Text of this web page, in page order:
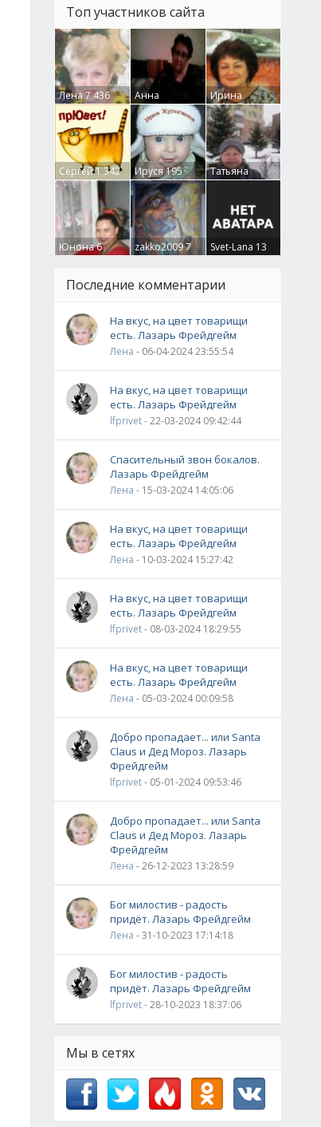
Топ участников сайта
Лена7 436
Анна
Гумлевая0
Ирина
Бруцкая41
Сергей1 342 Ируся195
Татьяна
Крючкова0
Юнона6 zakko20097 Svet-Lana 13
Последние комментарии
На вкус, на цвет товарищи
есть. Лазарь Фрейдгейм
Лена - 06-04-2024 23:55:54
На вкус, на цвет товарищи
есть. Лазарь Фрейдгейм
lfprivet- 22-03-2024 09:42:44
Спасительный звон бокалов.
Лазарь Фрейдгейм
Лена - 15-03-2024 14:05:06
На вкус, на цвет товарищи
есть. Лазарь Фрейдгейм
Лена - 10-03-2024 15:27:42
На вкус, на цвет товарищи
есть. Лазарь Фрейдгейм
lfprivet- 08-03-2024 18:29:55
На вкус, на цвет товарищи
есть. Лазарь Фрейдгейм
Лена - 05-03-2024 00:09:58
Добро пропадает... или Santa
Claus и Дед Мороз. Лазарь
Фрейдгейм
lfprivet- 05-01-2024 09:53:46
Добро пропадает... или Santa
Claus и Дед Мороз. Лазарь
Фрейдгейм
Лена - 26-12-2023 13:28:59
Бог милостив - радость
придёт. Лазарь Фрейдгейм
Лена - 31-10-2023 17:14:18
Бог милостив - радость
придёт. Лазарь Фрейдгейм
lfprivet- 28-10-2023 18:37:06
Мы в сетях